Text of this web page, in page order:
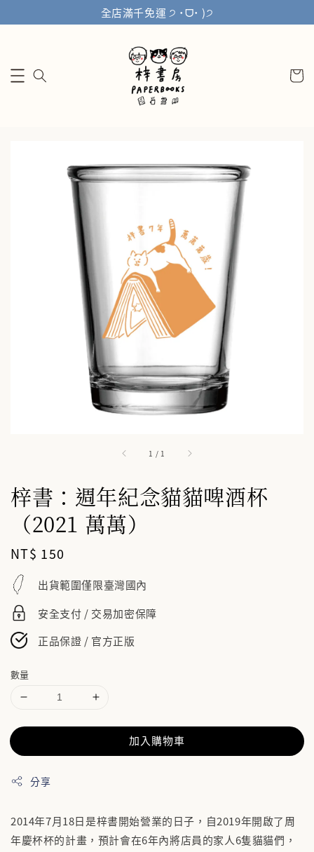
全店滿千免運 ੭ ˙ᗜ˙ )੭
1 / 1
梓書：週年紀念貓貓啤酒杯
（2021 萬萬）
Regular
price
NT$ 150
出貨範圍僅限臺灣國內
安全支付 / 交易加密保障
正品保證 / 官方正版
數量
加入購物車
分享
2014年7月18日是梓書開始營業的日子，自2019年開啟了周
年慶杯杯的計畫，預計會在6年內將店員的家人6隻貓貓們，